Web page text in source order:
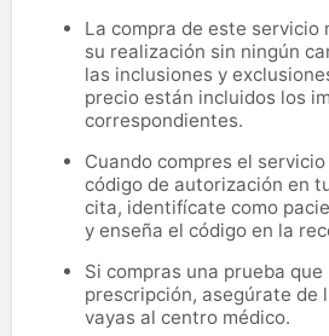
La compra de este servicio
su realización sin ningún
las inclusiones y
precio están incluidos los
correspondientes.
Cuando compres el
código de autorización en
cita, identifícate como
y enseña el código en la
Si compras una prueba
prescripción, asegúrate de
vayas al centro médico.